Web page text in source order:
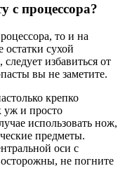
с процессора?
то и на
остатки сухой
избавиться от
вы не заметите.
крепко
уж и просто
использовать нож,
предметы.
оси с
не погните